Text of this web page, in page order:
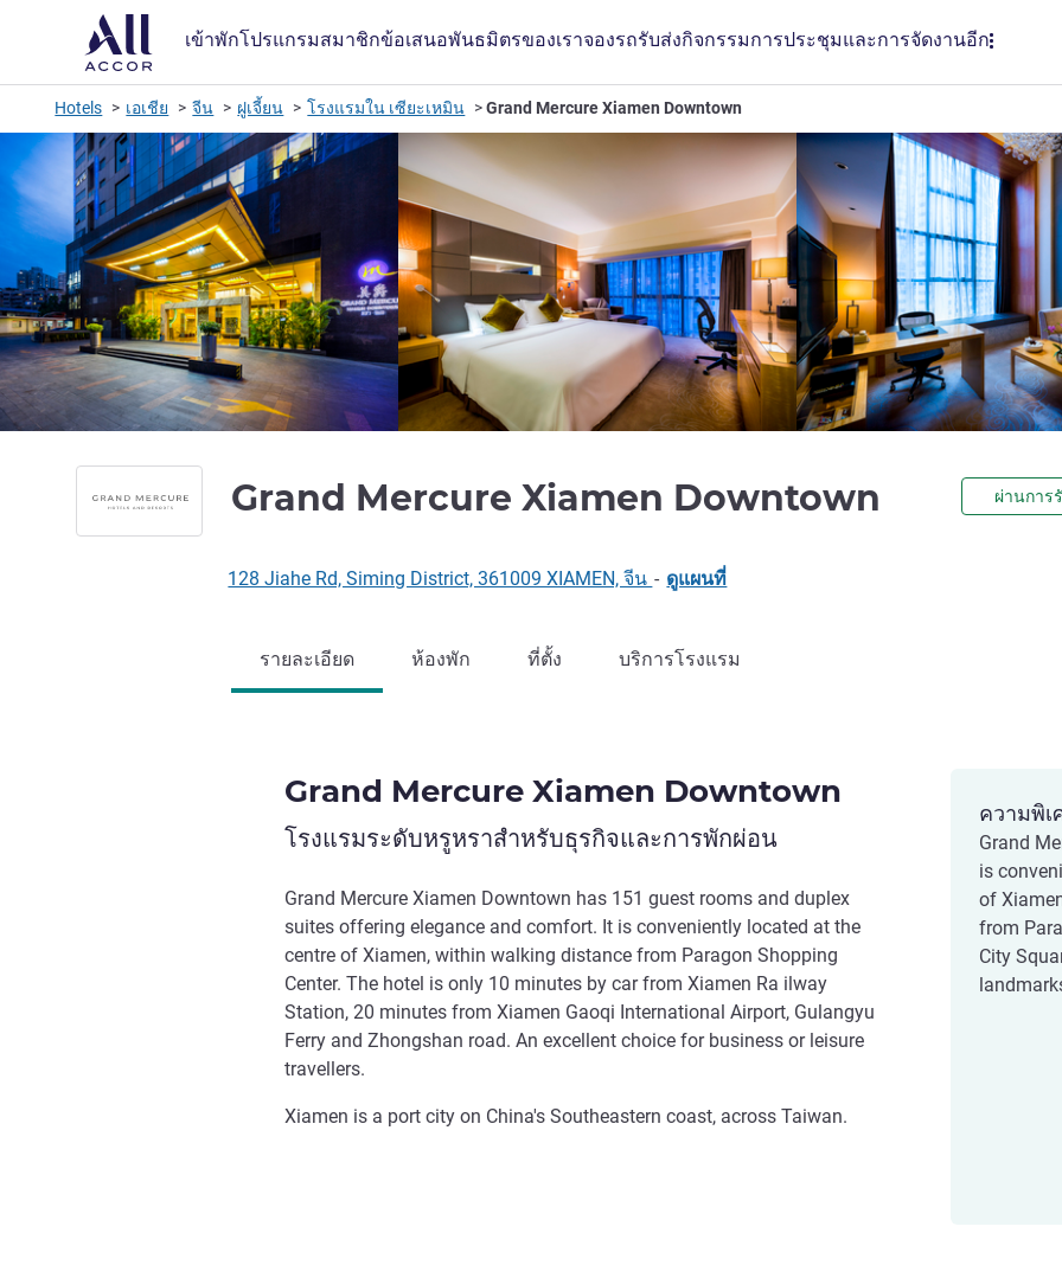
เข้าพักโปรแกรมสมาชิกข้อเสนอพันธมิตรของเราจองรถรับส่งกิจกรรมการประชุมและการจัดงานอีก
Hotels เอเชีย จีน ฝูเจี้ยน โรงแรมใน เซียะเหมิน Grand Mercure Xiamen Downtown
Grand Mercure Xiamen Downtown 4 ดาว ผ่านการ
128 Jiahe Rd, Siming District, 361009 XIAMEN, จีน - ดูแผนที่
รายละเอียด ห้องพัก ที่ตั้ง บริการโรงแรม
Grand Mercure Xiamen Downtown
โรงแรมระดับหรูหราสำหรับธุรกิจและการพักผ่อน
Grand Mercure Xiamen Downtown has 151 guest rooms and duplex
suites offering elegance and comfort. It is conveniently located at the
centre of Xiamen, within walking distance from Paragon Shopping
Center. The hotel is only 10 minutes by car from Xiamen Ra ilway
Station, 20 minutes from Xiamen Gaoqi International Airport, Gulangyu
Ferry and Zhongshan road. An excellent choice for business or leisure
travellers.
Xiamen is a port city on China's Southeastern coast, across Taiwan.
ความพิเ
Grand
is
of
from
City